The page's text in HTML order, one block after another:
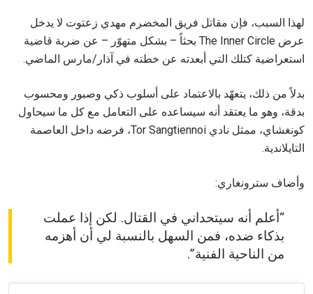
لهذا السبب، فإن مقاتل فريق المخضرم مهدي زعتوت لا يدخل
عرض The Inner Circle بحثاً – بشكل متهوّر – عن ضربة قاضية
استعراضية كتلك التي أبعدته عن خطته في آذار/مارس الماضي.
بدلاً من ذلك، يتعهّد بالاعتماد على أسلوب ذكي وصبور ومحسوب
بدقة، وهو ما يعتقد أنه سيساعده على التعامل مع كل ما سيحاول
كونغشاي، ممثل نادي Tor Sangtiennoi، فرضه داخل العاصمة
التايلاندية.
وأضاف سترونغاري:
“أعلم أنه سيتحداني في القتال. لكن إذا عملت
بذكاء ضده، فمن السهل بالنسبة لي أن أهزمه
من الناحية الفنية”.